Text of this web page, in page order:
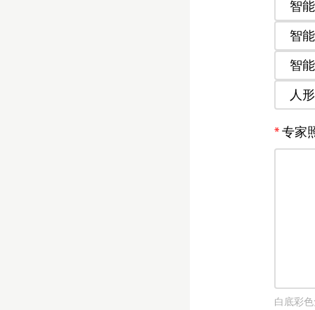
智
智
智
人
专家
白底彩